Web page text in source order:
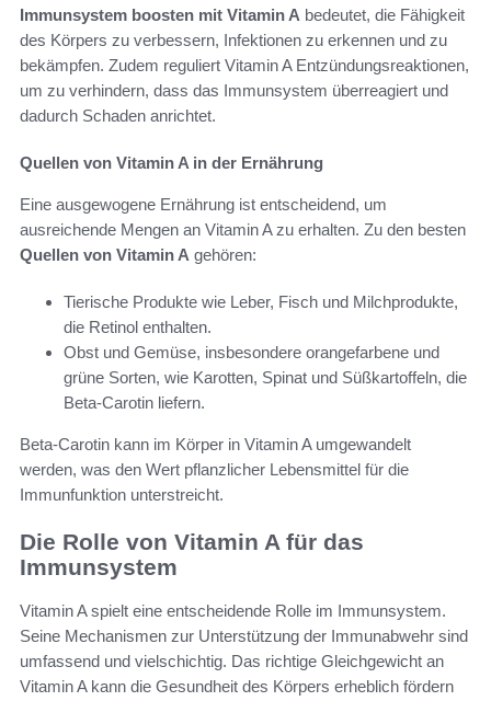
Immunsystem boosten mit Vitamin A bedeutet, die Fähigkeit
des Körpers zu verbessern, Infektionen zu erkennen und zu
bekämpfen. Zudem reguliert Vitamin A Entzündungsreaktionen,
um zu verhindern, dass das Immunsystem überreagiert und
dadurch Schaden anrichtet.
Quellen von Vitamin A in der Ernährung
Eine ausgewogene Ernährung ist entscheidend, um
ausreichende Mengen an Vitamin A zu erhalten. Zu den besten
Quellen von Vitamin A gehören:
Tierische Produkte wie Leber, Fisch und Milchprodukte,
die Retinol enthalten.
Obst und Gemüse, insbesondere orangefarbene und
grüne Sorten, wie Karotten, Spinat und Süßkartoffeln, die
Beta-Carotin liefern.
Beta-Carotin kann im Körper in Vitamin A umgewandelt
werden, was den Wert pflanzlicher Lebensmittel für die
Immunfunktion unterstreicht.
Die Rolle von Vitamin A für das
Immunsystem
Vitamin A spielt eine entscheidende Rolle im Immunsystem.
Seine Mechanismen zur Unterstützung der Immunabwehr sind
umfassend und vielschichtig. Das richtige Gleichgewicht an
Vitamin A kann die Gesundheit des Körpers erheblich fördern